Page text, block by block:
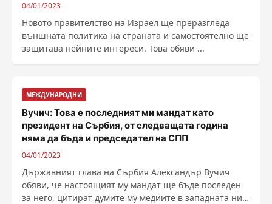
04/01/2023
Новото правителство на Израел ще преразгледа
външната политика на страната и самостоятелно ще
защитава нейните интереси. Това обяви ...
МЕЖДУНАРОДНИ
Вучич: Това е последният ми мандат като
президент на Сърбия, от следващата година
няма да бъда и председател на СПП
04/01/2023
Държавният глава на Сърбия Александър Вучич
обяви, че настоящият му мандат ще бъде последен
за него, цитират думите му медиите в западната ни